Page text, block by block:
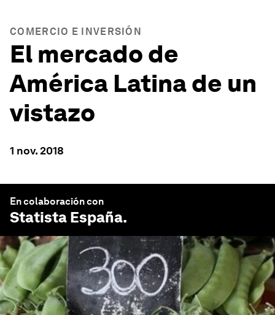
COMERCIO E INVERSIÓN
El mercado de
América Latina de un
vistazo
1 nov. 2018
En colaboración con
Statista España.